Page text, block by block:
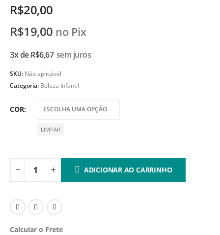
R$20,00
R$19,00 no Pix
3x deR$6,67 sem juros
SKU: Não aplicável
Categoria: Beleza Infantil
COR
LIMPAR
ADICIONAR AO CARRINHO
Calcular o Frete